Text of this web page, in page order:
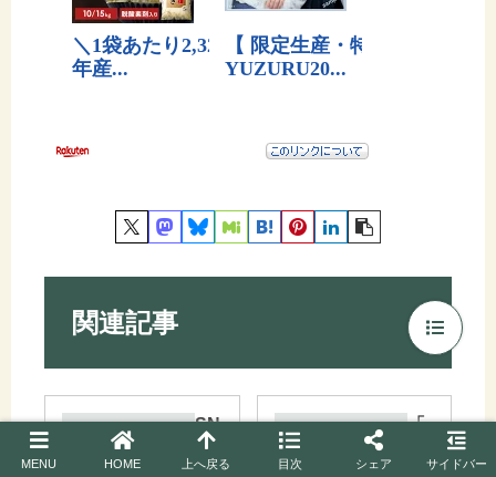
関連記事
SN
S
か
「
xi2
MENU HOME 上へ戻る 目次 シェア サイドバー